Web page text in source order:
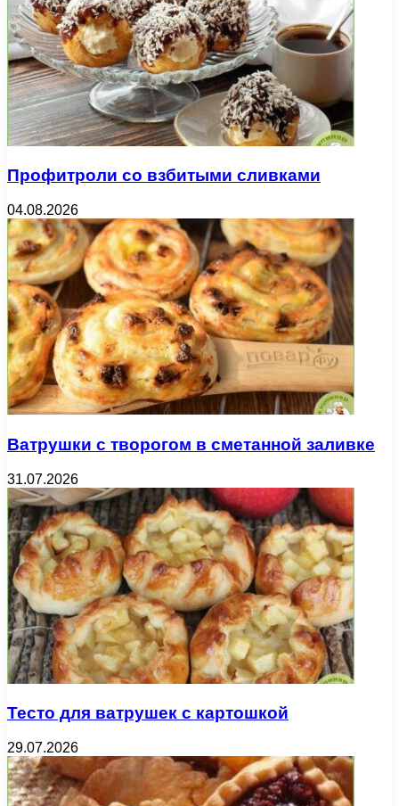
Профитроли со взбитыми сливками
04.08.2026
Ватрушки с творогом в сметанной заливке
31.07.2026
Тесто для ватрушек с картошкой
29.07.2026